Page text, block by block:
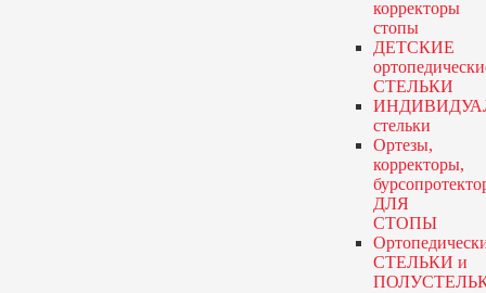
корректоры
стопы
ДЕТСКИЕ
СТЕЛЬКИ
стельки
Ортезы,
корректоры,
ДЛЯ
СТОПЫ
СТЕЛЬКИ и